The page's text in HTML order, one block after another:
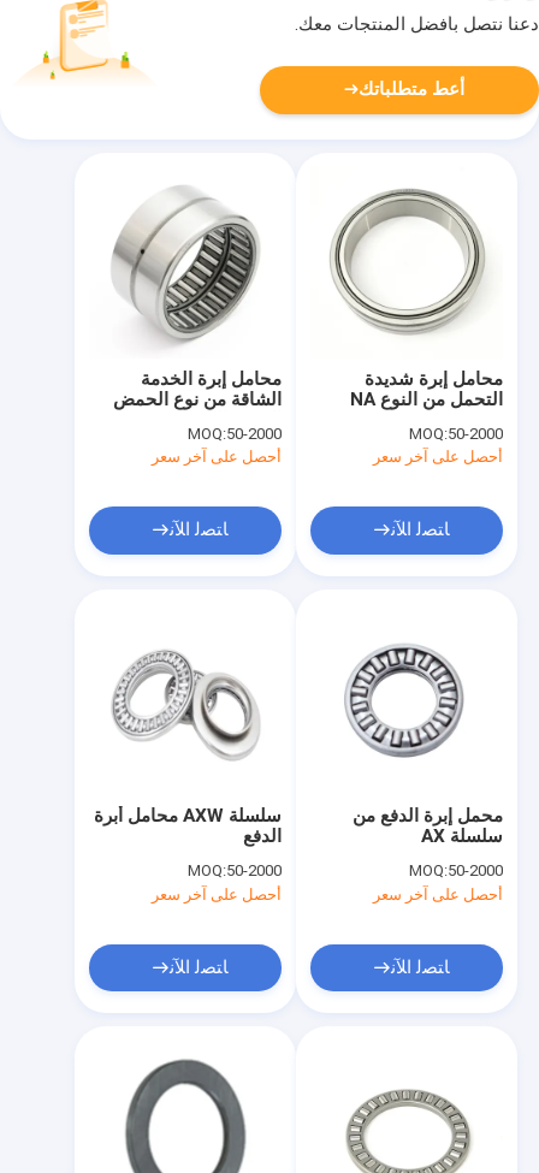
عرض VR
دعنا نتصل بأفضل المنتجات معك.
أعط متطلباتك
محامل إبرة الخدمة
الشاقة من نوع الحمض
MOQ:50-2000
أحصل على آخر سعر
ﺎﺘﺼﻟ ﺍﻶﻧ
محامل إبرة شديدة
التحمل من النوع NA
MOQ:50-2000
أحصل على آخر سعر
ﺎﺘﺼﻟ ﺍﻶﻧ
سلسلة AXW محامل أبرة
الدفع
MOQ:50-2000
أحصل على آخر سعر
ﺎﺘﺼﻟ ﺍﻶﻧ
محمل إبرة الدفع من
سلسلة AX
MOQ:50-2000
أحصل على آخر سعر
ﺎﺘﺼﻟ ﺍﻶﻧ